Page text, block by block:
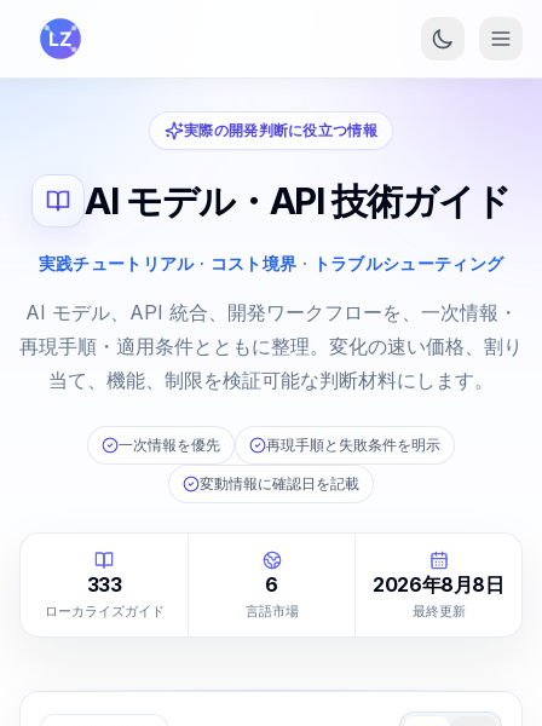
メインコンテンツへスキップ
実際の開発判断に役立つ情報
AI モデル・API 技術ガイド
実践チュートリアル · コスト境界 · トラブルシューティング
AI モデル、API 統合、開発ワークフローを、一次情報・
再現手順・適用条件とともに整理。変化の速い価格、割り
当て、機能、制限を検証可能な判断材料にします。
一次情報を優先 再現手順と失敗条件を明示
変動情報に確認日を記載
333
ローカライズガイド
6
言語市場
2026年8月8日
最終更新